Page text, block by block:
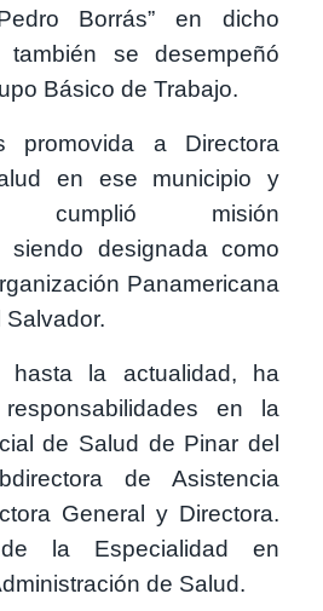
Borrás” en dicho
también se desempeñó
Básico de Trabajo.
a Directora
en ese municipio y
cumplió misión
siendo designada como
Panamericana
la actualidad, ha
en la
de Salud de Pinar del
de Asistencia
General y Directora.
la Especialidad en
de Salud.